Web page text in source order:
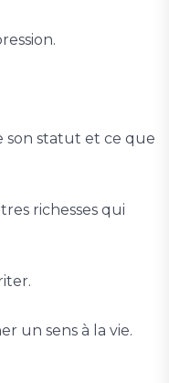
statut et ce que
richesses qui
un sens à la vie.